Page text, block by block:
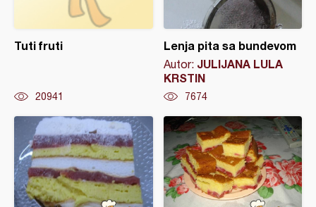
Tuti fruti
20941
Lenja pita sa bundevom
Autor: JULIJANA LULA
KRSTIN
7674